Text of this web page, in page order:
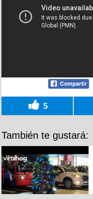
5
También te gustará: